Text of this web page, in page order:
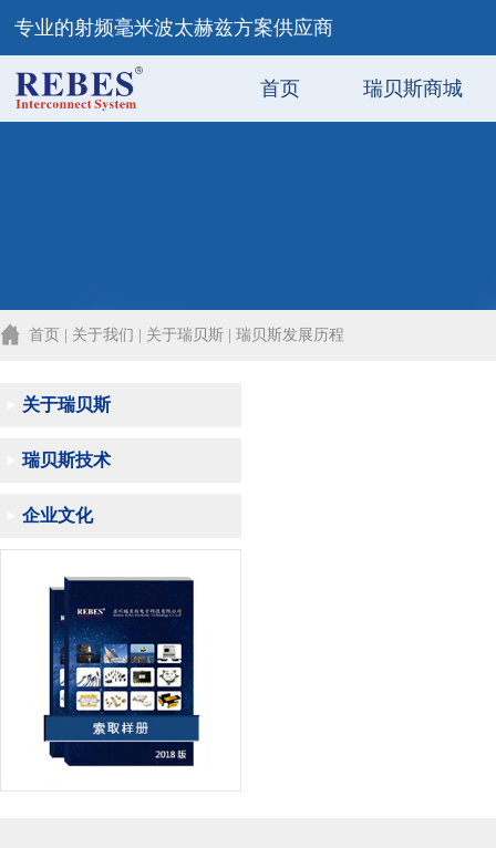
专业的射频毫米波太赫兹方案供应商
首页 瑞贝斯商城
首页 | 关于我们 | 关于瑞贝斯 | 瑞贝斯发展历程
关于瑞贝斯
瑞贝斯技术
企业文化